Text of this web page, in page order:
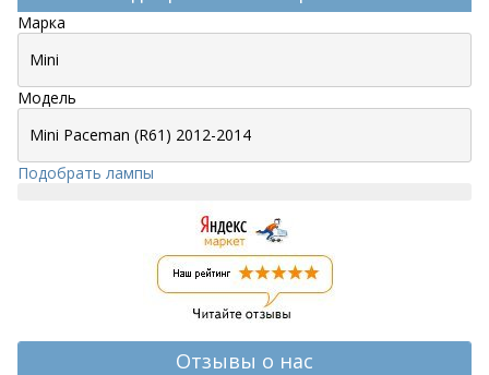
Марка
Модель
Подобрать лампы
Отзывы о нас